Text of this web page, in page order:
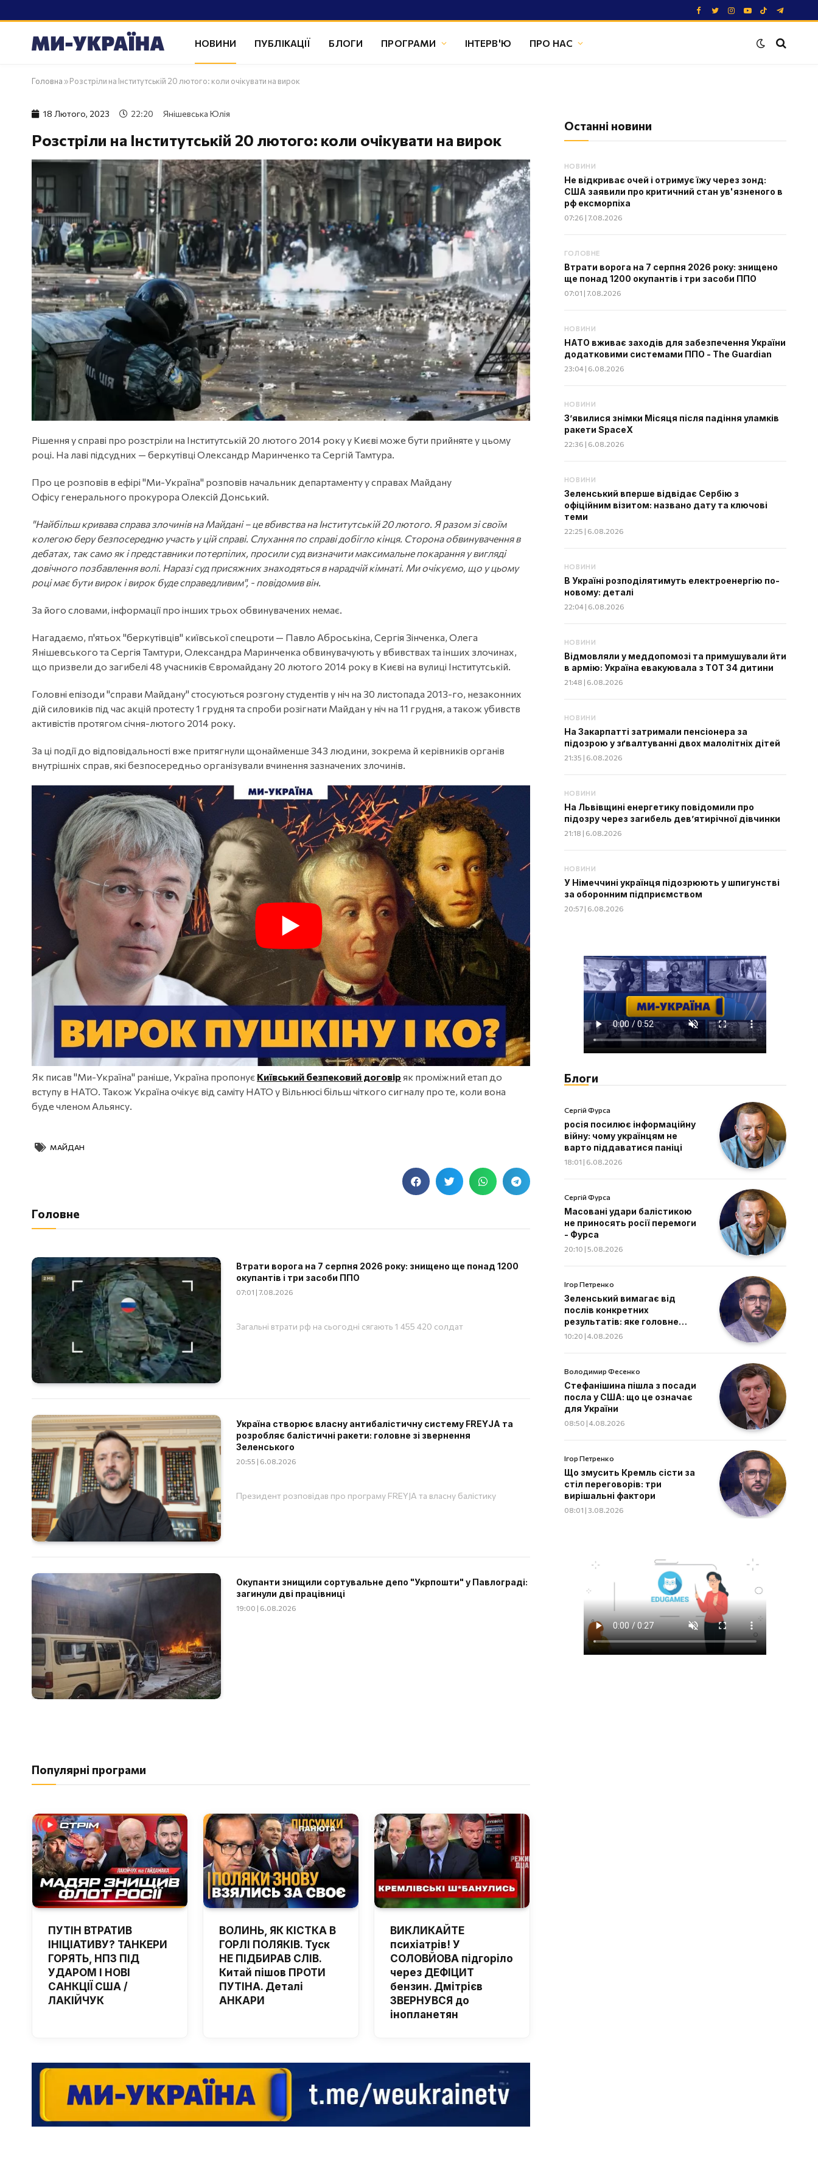
Facebook
TwitterInstagram
YouTube
TikTokTelegram
НОВИНИ ПУБЛІКАЦІЇ БЛОГИ ПРОГРАМИ ІНТЕРВ'Ю ПРО НАС
Головна »Розстріли на Інститутській 20 лютого: коли очікувати на вирок
18 Лютого, 2023 22:20 Янішевська Юлія
Розстріли на Інститутській 20 лютого: коли очікувати на вирок
Рішення у справі про розстріли на Інститутській 20 лютого 2014 року у Києві може бути прийняте у цьому
році. На лаві підсудних — беркутівці Олександр Маринченко та Сергій Тамтура.
Про це розповів в ефірі "Ми-Україна" розповів начальник департаменту у справах Майдану
Офісу генерального прокурора Олексій Донський.
"Найбільш кривава справа злочинів на Майдані – це вбивства на Інститутській 20 лютого. Я разом зі своїм
колегою беру безпосередню участь у цій справі. Слухання по справі добігло кінця. Сторона обвинувачення в
дебатах, так само як і представники потерпілих, просили суд визначити максимальне покарання у вигляді
довічного позбавлення волі. Наразі суд присяжних знаходяться в нарадчій кімнаті. Ми очікуємо, що у цьому
році має бути вирок і вирок буде справедливим", - повідомив він.
За його словами, інформації про інших трьох обвинувачених немає.
Нагадаємо, п'ятьох "беркутівців" київської спецроти — Павло Аброськіна, Сергія Зінченка, Олега
Янішевського та Сергія Тамтури, Олександра Маринченка обвинувачують у вбивствах та інших злочинах,
що призвели до загибелі 48 учасників Євромайдану 20 лютого 2014 року в Києві на вулиці Інститутській.
Головні епізоди "справи Майдану" стосуються розгону студентів у ніч на 30 листопада 2013-го, незаконних
дій силовиків під час акцій протесту 1 грудня та спроби розігнати Майдан у ніч на 11 грудня, а також убивств
активістів протягом січня-лютого 2014 року.
За ці події до відповідальності вже притягнули щонайменше 343 людини, зокрема й керівників органів
внутрішніх справ, які безпосередньо організували вчинення зазначених злочинів.
Як писав "Ми-Україна" раніше, Україна пропонує Київський безпековий договір як проміжний етап до
вступу в НАТО. Також Україна очікує від саміту НАТО у Вільнюсі більш чіткого сигналу про те, коли вона
буде членом Альянсу.
МАЙДАН
Головне
Втрати ворога на 7 серпня 2026 року: знищено ще понад 1200
окупантів і три засоби ППО
07:01 | 7.08.2026
Загальні втрати рф на сьогодні сягають 1 455 420 солдат
Україна створює власну антибалістичну систему FREYJA та
розробляє балістичні ракети: головне зі звернення
Зеленського
20:55 | 6.08.2026
Президент розповідав про програму FREYJA та власну балістику
Окупанти знищили сортувальне депо "Укрпошти" у Павлограді:
загинули дві працівниці
19:00 | 6.08.2026
Популярні програми
ПУТІН ВТРАТИВ
ІНІЦІАТИВУ? ТАНКЕРИ
ГОРЯТЬ, НПЗ ПІД
УДАРОМ І НОВІ
САНКЦІЇ США /
ЛАКІЙЧУК
ВОЛИНЬ, ЯК КІСТКА В
ГОРЛІ ПОЛЯКІВ. Туск
НЕ ПІДБИРАВ СЛІВ.
Китай пішов ПРОТИ
ПУТІНА. Деталі
АНКАРИ
ВИКЛИКАЙТЕ
психіатрів! У
СОЛОВЙОВА підгоріло
через ДЕФІЦИТ
бензин. Дмітрієв
ЗВЕРНУВСЯ до
інопланетян
Останні новини
НОВИНИ
Не відкриває очей і отримує їжу через зонд:
США заявили про критичний стан ув'язненого в
рф ексморпіха
07:26 | 7.08.2026
ГОЛОВНЕ
Втрати ворога на 7 серпня 2026 року: знищено
ще понад 1200 окупантів і три засоби ППО
07:01 | 7.08.2026
НОВИНИ
НАТО вживає заходів для забезпечення України
додатковими системами ППО - The Guardian
23:04 | 6.08.2026
НОВИНИ
З’явилися знімки Місяця після падіння уламків
ракети SpaceX
22:36 | 6.08.2026
НОВИНИ
Зеленський вперше відвідає Сербію з
офіційним візитом: названо дату та ключові
теми
22:25 | 6.08.2026
НОВИНИ
В Україні розподілятимуть електроенергію по-
новому: деталі
22:04 | 6.08.2026
НОВИНИ
Відмовляли у меддопомозі та примушували йти
в армію: Україна евакуювала з ТОТ 34 дитини
21:48 | 6.08.2026
НОВИНИ
На Закарпатті затримали пенсіонера за
підозрою у зґвалтуванні двох малолітніх дітей
21:35 | 6.08.2026
НОВИНИ
На Львівщині енергетику повідомили про
підозру через загибель дев’ятирічної дівчинки
21:18 | 6.08.2026
НОВИНИ
У Німеччині українця підозрюють у шпигунстві
за оборонним підприємством
20:57 | 6.08.2026
Блоги
Сергій Фурса
росія посилює інформаційну
війну: чому українцям не
варто піддаватися паніці
18:01 | 6.08.2026
Сергій Фурса
Масовані удари балістикою
не приносять росії перемоги
- Фурса
20:10 | 5.08.2026
Ігор Петренко
Зеленський вимагає від
послів конкретних
результатів: яке головне
завдання дипломатів
10:20 | 4.08.2026
Володимир Фесенко
Стефанішина пішла з посади
посла у США: що це означає
для України
08:50 | 4.08.2026
Ігор Петренко
Що змусить Кремль сісти за
стіл переговорів: три
вирішальні фактори
08:01 | 3.08.2026